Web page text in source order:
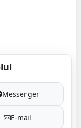
Messenger
E-mail